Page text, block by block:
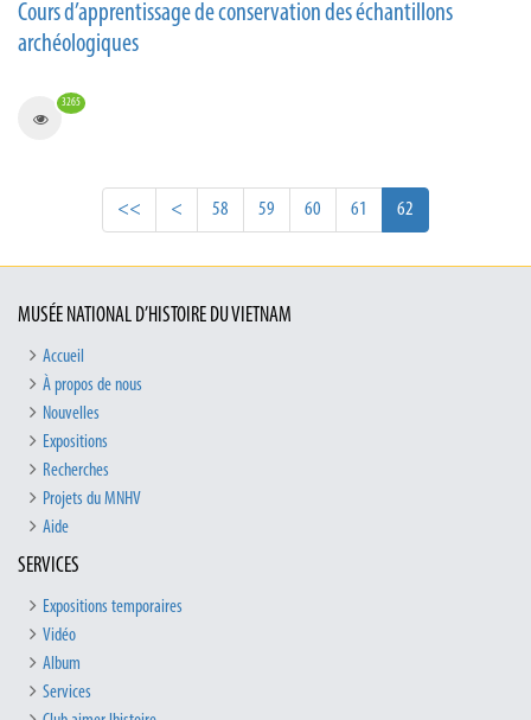
Cours d’apprentissage de conservation des échantillons
archéologiques
3265
<< < 58 59 60 61 62
MUSÉE NATIONAL D’HISTOIRE DU VIETNAM
Accueil
À propos de nous
Nouvelles
Expositions
Recherches
Projets du MNHV
Aide
SERVICES
Expositions temporaires
Vidéo
Album
Services